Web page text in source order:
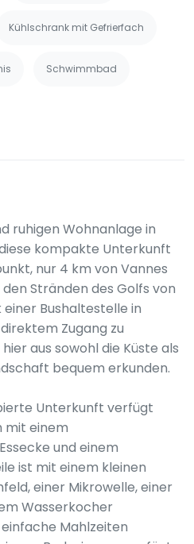
Kühlschrank mit Gefrierfach
Schwimmbad
ruhigen Wohnanlage in
kompakte Unterkunft
nur 4 km von Vannes
Stränden des Golfs von
Bushaltestelle in
Zugang zu
aus sowohl die Küste als
bequem erkunden.
Unterkunft verfügt
mit einem
und einem
ist mit einem kleinen
einer Mikrowelle, einer
Wasserkocher
Mahlzeiten